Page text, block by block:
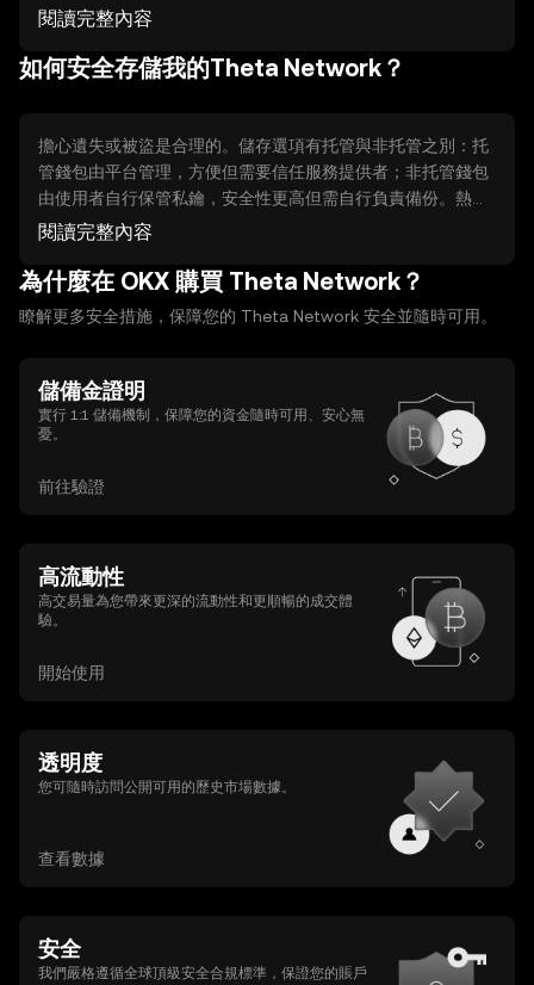
動性（LP）或參加平台任務、推薦計畫也可能得到代幣。這些
得，需評估成本與安全性。
閱讀完整內容
如何安全存儲我的Theta Network？
擔心遺失或被盜是合理的。儲存選項有托管與非托管之別：托
管錢包由平台管理，方便但需要信任服務提供者；非托管錢包
由使用者自行保管私鑰，安全性更高但需自行負責備份。熱錢
包適合日常交易，冷錢包（離線硬體）適合長期保存。基本做
平台或錢包的資產證明與安全公告。
閱讀完整內容
為什麼在 OKX 購買 Theta Network？
瞭解更多安全措施，保障您的 Theta Network 安全並隨時可用。
儲備金證明
實行 1:1 儲備機制，保障您的資金隨時可用、安心無
憂。
前往驗證
高流動性
高交易量為您帶來更深的流動性和更順暢的成交體
驗。
開始使用
透明度
您可隨時訪問公開可用的歷史市場數據。
查看數據
安全
我們嚴格遵循全球頂級安全合規標準，保證您的賬戶